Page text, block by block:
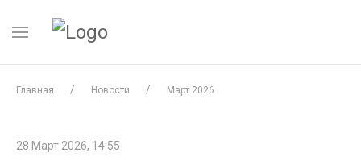
Главная Новости Март 2026
28 Март 2026, 14:55